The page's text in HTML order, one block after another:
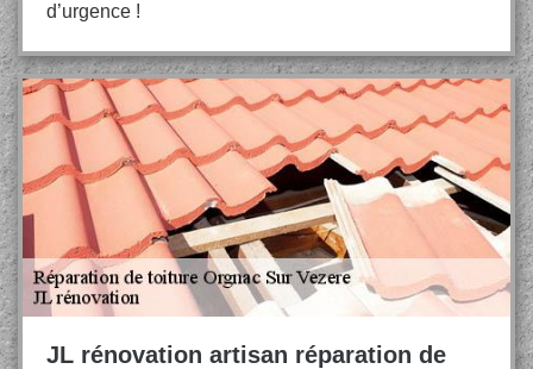
d’urgence !
JL rénovation artisan réparation de